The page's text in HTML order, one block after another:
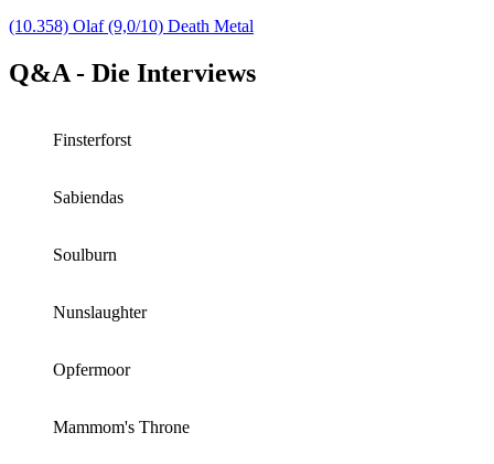
(10.358) Olaf (9,0/10) Death Metal
Q&A - Die Interviews
Finsterforst
Sabiendas
Soulburn
Nunslaughter
Opfermoor
Mammom's Throne